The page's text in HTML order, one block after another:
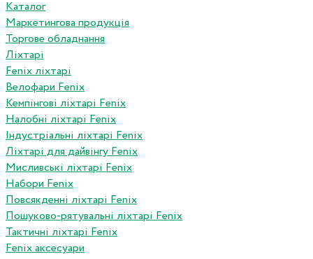
Каталог
Маркетингова продукція
Торгове обладнання
Ліхтарі
Fenix ліхтарі
Велофари Fenix
Кемпінгові ліхтарі Fenix
Налобні ліхтарі Fenix
Індустріальні ліхтарі Fenix
Ліхтарі для дайвінгу Fenix
Мисливські ліхтарі Fenix
Набори Fenix
Повсякденні ліхтарі Fenix
Пошуково-рятувальні ліхтарі Fenix
Тактичні ліхтарі Fenix
Fenix аксесуари